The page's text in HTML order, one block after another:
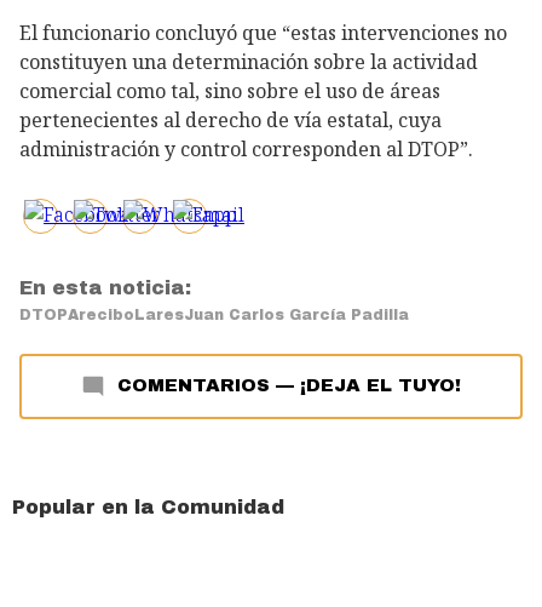
El funcionario concluyó que “estas intervenciones no
constituyen una determinación sobre la actividad
comercial como tal, sino sobre el uso de áreas
pertenecientes al derecho de vía estatal, cuya
administración y control corresponden al DTOP”.
En esta noticia:
DTOPAreciboLaresJuan Carlos García Padilla
COMENTARIOS — ¡DEJA EL TUYO!
Popular en la Comunidad